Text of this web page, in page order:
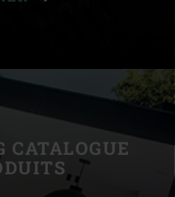
CATALOGUE